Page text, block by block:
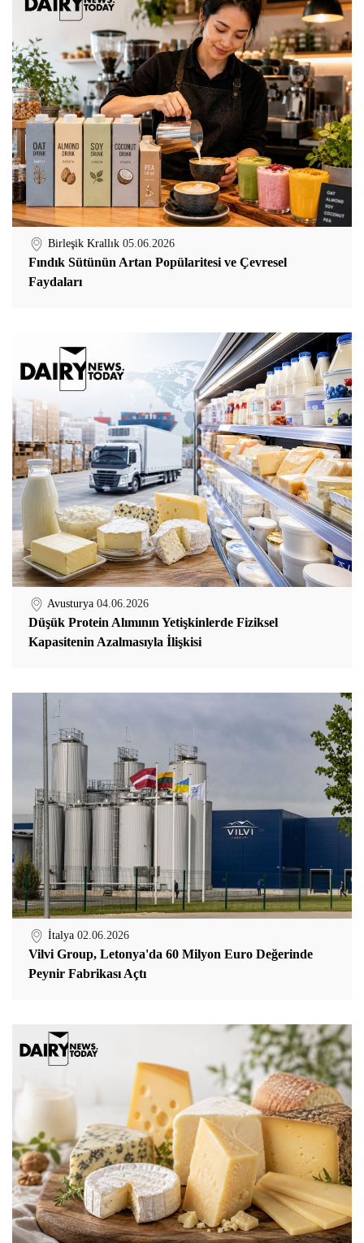
Birleşik Krallık 05.06.2026
Fındık Sütünün Artan Popülaritesi ve Çevresel
Faydaları
Avusturya 04.06.2026
Düşük Protein Alımının Yetişkinlerde Fiziksel
Kapasitenin Azalmasıyla İlişkisi
İtalya 02.06.2026
Vilvi Group, Letonya'da 60 Milyon Euro Değerinde
Peynir Fabrikası Açtı